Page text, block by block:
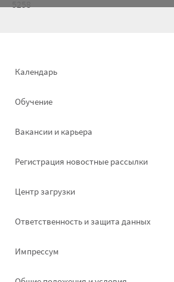
5258
Footer
Календарь
Обучение
Вакансии и карьера
Pегистрация новостные рассылки
Footer
Центр загрузки
Ответственность и защита данных
Импрессум